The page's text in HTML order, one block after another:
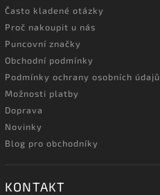
Často kladené otázky
Proč nakoupit u nás
Puncovní značky
Obchodní podmínky
Podmínky ochrany osobních údajů
Možnosti platby
Doprava
Novinky
Blog pro obchodníky
KONTAKT